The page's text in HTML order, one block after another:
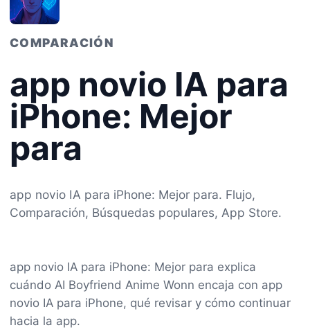
COMPARACIÓN
app novio IA para
iPhone: Mejor
para
app novio IA para iPhone: Mejor para. Flujo,
Comparación, Búsquedas populares, App Store.
app novio IA para iPhone: Mejor para explica
cuándo AI Boyfriend Anime Wonn encaja con app
novio IA para iPhone, qué revisar y cómo continuar
hacia la app.